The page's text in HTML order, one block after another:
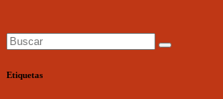
Etiquetas